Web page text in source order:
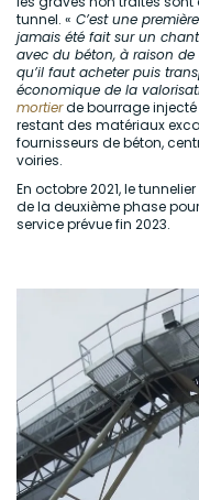
tunnel. « C’est une
jamais été fait sur un
avec du béton, à raison
qu’il faut acheter puis
économique de la
mortierde bourrage injecté
restant des matériaux
fournisseurs de béton,
voiries.
En octobre 2021, le
de la deuxième phase
service prévue fin 2023.